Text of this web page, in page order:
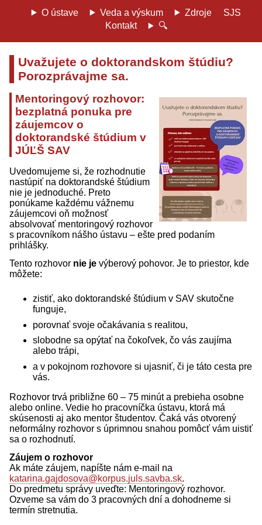
O ústave Veda a výskum Zdroje
SJS
Kontakt
🔍
Uvažujete o doktorandskom štúdiu?
Porozprávajme sa.
Mentoringový rozhovor:
bezplatná ponuka pre
záujemcov o
doktorandské štúdium v
JÚĽŠ SAV
Uvedomujeme si, že rozhodnutie
nastúpiť na doktorandské štúdium
nie je jednoduché. Preto
ponúkame každému vážnemu
záujemcovi oň možnosť
absolvovať mentoringový rozhovor
s pracovníkom nášho ústavu – ešte pred podaním
prihlášky.
Tento rozhovor nie je výberový pohovor. Je to priestor, kde
môžete:
zistiť, ako doktorandské štúdium v SAV skutočne
funguje,
porovnať svoje očakávania s realitou,
slobodne sa opýtať na čokoľvek, čo vás zaujíma
alebo trápi,
a v pokojnom rozhovore si ujasniť, či je táto cesta pre
vás.
Rozhovor trvá približne 60 – 75 minút a prebieha osobne
alebo online. Vedie ho pracovníčka ústavu, ktorá má
skúsenosti aj ako mentor študentov. Čaká vás otvorený
neformálny rozhovor s úprimnou snahou pomôcť vám uistiť
sa o rozhodnutí.
Záujem o rozhovor
Ak máte záujem, napíšte nám e-mail na
katarina.gajdosova@korpus.juls.savba.sk.
Do predmetu správy uveďte: Mentoringový rozhovor.
Ozveme sa vám do 3 pracovných dní a dohodneme si
termín stretnutia.